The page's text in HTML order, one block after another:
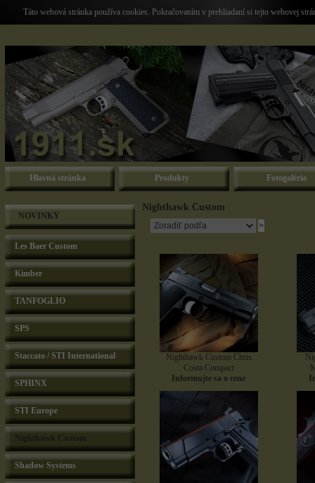
Táto webová stránka používa cookies. Pokračovaním v prehliadaní si tejto webovej
Hlavná stránka Produkty Fotogaléria
NOVINKY
Les Baer Custom
Kimber
TANFOGLIO
SPS
Staccato / STI International
SPHINX
STI Europe
Shadow Systems
Nighthawk Custom
Nighthawk Custom Chris
Costa Compact
Informujte sa o cene